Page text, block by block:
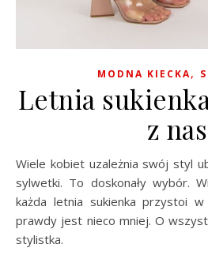
MODNA KIECKA,
Letnia
z nas
Wiele kobiet uzależnia swój styl ubierania się od proporcji
sylwetki. To doskonały wybór.
każda letnia sukienka przystoi
prawdy jest nieco mniej. O
stylistka.